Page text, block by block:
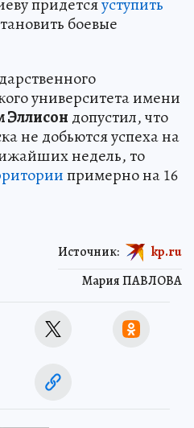
боевые
университета имени
Эллисон допустил, что
не добьются успеха на
недель, то
примерно на 16
Мария ПАВЛОВА
Источник: kp.ru